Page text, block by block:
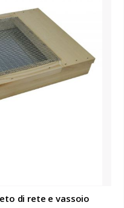
di rete e vassoio